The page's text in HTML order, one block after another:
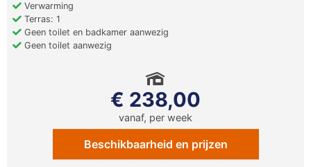
Verwarming
Terras: 1
Geen toilet en badkamer aanwezig
Geen toilet aanwezig
€ 238,00
vanaf, per week
Beschikbaarheid en prijzen